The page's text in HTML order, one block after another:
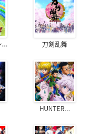
... 刀剣乱舞
HUNTER...